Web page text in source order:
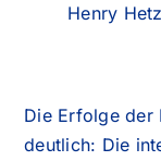
Henry
Die Erfolge der
deutlich: Die